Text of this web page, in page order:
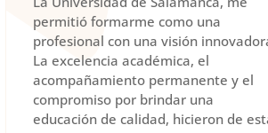
permitió formarme como una
profesional con una visión
La excelencia académica, el
acompañamiento permanente y el
compromiso por brindar una
educación de calidad, hicieron de